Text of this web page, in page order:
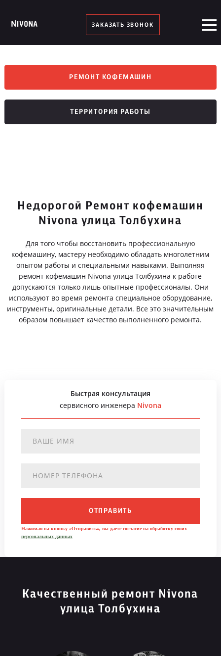
ЗАКАЗАТЬ ЗВОНОК
РЕМОНТ КОФЕМАШИН
ТЕРРИТОРИЯ РАБОТЫ
Недорогой Ремонт кофемашин
Nivona улица Толбухина
Для того чтобы восстановить профессиональную
кофемашину, мастеру необходимо обладать многолетним
опытом работы и специальными навыками. Выполняя
ремонт кофемашин Nivona улица Толбухина к работе
допускаются только лишь опытные профессионалы. Они
используют во время ремонта специальное оборудование,
инструменты, оригинальные детали. Все это значительным
образом повышает качество выполненного ремонта.
Быстрая консультация
сервисного инженера Nivona
ОТПРАВИТЬ
Нажимая на кнопку «Отправить», вы даете согласие на обработку своих
персональных данных
Качественный ремонт Nivona
улица Толбухина